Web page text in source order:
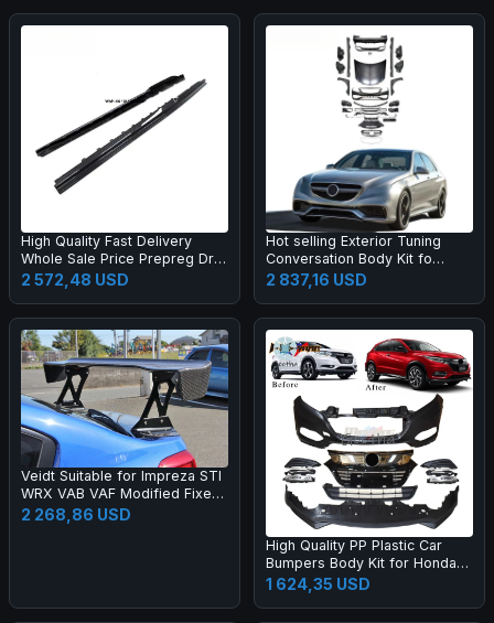
High Quality Fast Delivery
Whole Sale Price Prepreg Dry
Carbon Fiber Performance
Side Skirts for R8 2019-2023
2 572,48 USD
Hot selling Exterior Tuning
Conversation Body Kit fo
2009-2012 Auto Parts Car
2 837,16 USD
Veidt Suitable for Impreza STI
WRX VAB VAF Modified Fixed
Wing EUR Model Carbon Fiber
GT Large Spoiler
2 268,86 USD
High Quality PP Plastic Car
Bumpers Body Kit for Honda
2015 HRV Vezel Upgrade 20
1 624,35 USD